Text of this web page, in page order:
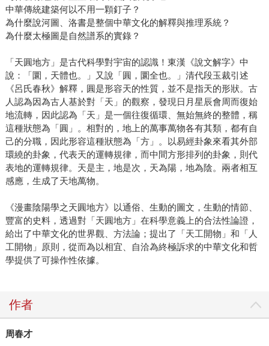
中華傳統建築何以不用一顆釘子？
為什麼說河圖、洛書是整個中華文化的解釋與推理系統？
為什麼太極圖是自然譜系的實錄？
「天圓地方」是古代科學對宇宙的認識！東漢《說文解字》中
說：「圜，天體也。」又說「圓，圜全也。」清代段玉裁引述
《呂氏春秋》解釋，圓是形容天的性質，並不是指天的形狀。古
人認為因為古人基於對「天」的觀察，發現日月星辰會周而復始
地流轉，因此認為「天」是一個往復循環、無始無終的整體，稱
這種狀態為「圓」。相對的，地上的萬事萬物各有其類，都有自
己的分職，因此形容這種狀態為「方」。以易經卦象來看其外部
環繞的卦象，代表天的運轉規律，而中間方形排列的卦象，則代
表地的運轉規律。天是主，地是次，天為陽，地為陰。兩者相互
感應，生成了天地萬物。
《漫畫陰陽學之天圓地方》以通俗、生動的圖文，生動的情節、
豐富的史料，透過對「天圓地方」在科學意義上的合法性論證，
給出了中華文化的世界觀、方法論；提出了「天工開物」和「人
工開物」原則，從而為以相宜、自洽為終極訴求的中華文化和哲
學提供了可操作性依據。
作者
周春才